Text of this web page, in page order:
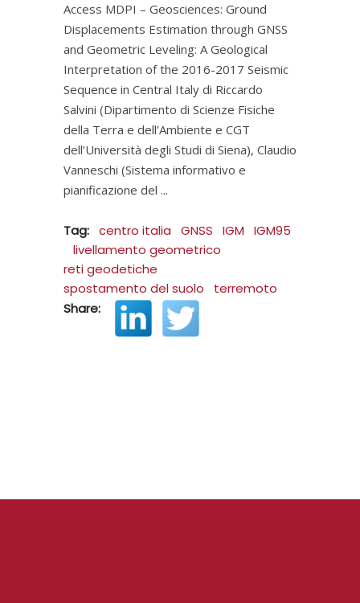
Access MDPI – Geosciences: Ground
Displacements Estimation through GNSS
and Geometric Leveling: A Geological
Interpretation of the 2016-2017 Seismic
Sequence in Central Italy di Riccardo
Salvini (Dipartimento di Scienze Fisiche
della Terra e dell’Ambiente e CGT
dell’Università degli Studi di Siena), Claudio
Vanneschi (Sistema informativo e
pianificazione del
Tag: centro italia GNSS IGM
IGM95
livellamento geometrico
reti geodetiche
spostamento del suolo
terremoto
Share: